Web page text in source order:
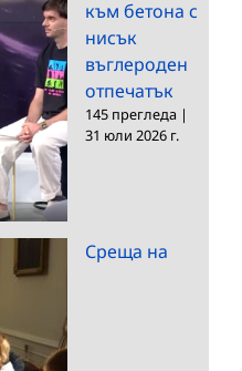
към бетона с
нисък
въглероден
отпечатък
145 прегледа |
31 юли 2026 г.
Среща на